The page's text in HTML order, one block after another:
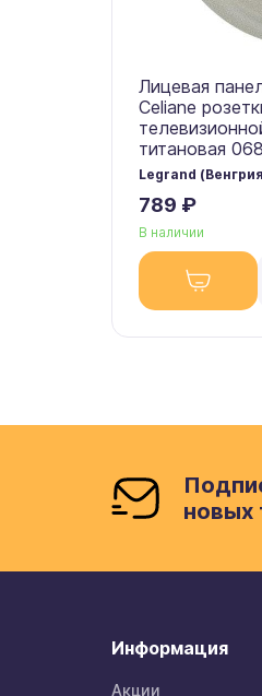
Лицевая
Celiane
титановая
Legrand
789 ₽
В наличии
новых
Информация
Акции